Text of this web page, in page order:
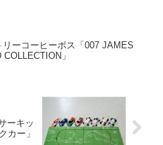
リーコーヒーボス「007 JAMES
COLLECTION」
ーキッ
カー」